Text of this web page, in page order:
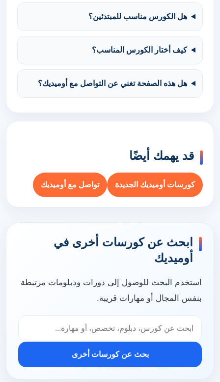
هل الكورس مناسب للمبتدئين؟
كيف أختار الكورس المناسب؟
هل هذه الصفحة تغني عن التواصل مع أوميديك؟
قد يهمك أيضًا
كورسات أوميديك الجديدة تواصل مع أوميديك
ابحث عن كورسات أخرى في
أوميديك
استخدم البحث للوصول إلى دورات ودبلومات مرتبطة
بنفس المجال أو مهارات قريبة.
بحث عن كورسات أخرى